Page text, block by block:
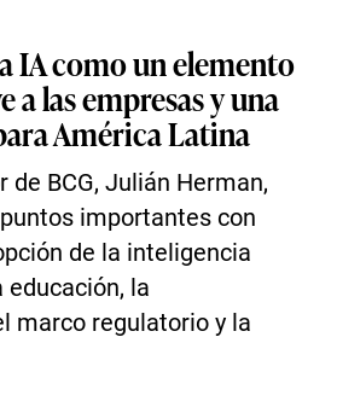
IA como un elemento
las empresas y una
América Latina
de BCG, Julián Herman,
importantes con
de la inteligencia
la
marco regulatorio y la